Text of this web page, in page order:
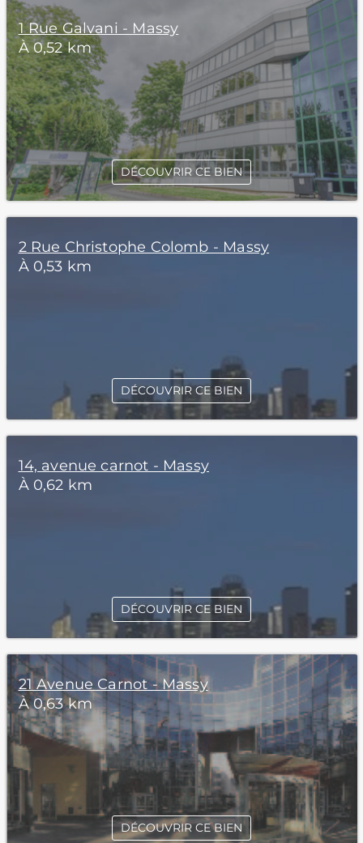
1 Rue Galvani - Massy
À 0,52 km
DÉCOUVRIR CE BIEN
2 Rue Christophe Colomb - Massy
À 0,53 km
DÉCOUVRIR CE BIEN
14, avenue carnot - Massy
À 0,62 km
DÉCOUVRIR CE BIEN
21 Avenue Carnot - Massy
À 0,63 km
DÉCOUVRIR CE BIEN